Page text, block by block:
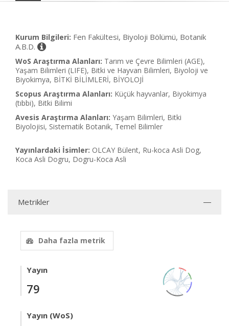
Kurum Bilgileri: Fen Fakültesi, Biyoloji Bölümü, Botanik
A.B.D.
WoS Araştırma Alanları: Tarım ve Çevre Bilimleri (AGE),
Yaşam Bilimleri (LIFE), Bitki ve Hayvan Bilimleri, Biyoloji ve
Biyokimya, BİTKİ BİLİMLERİ, BİYOLOJİ
Scopus Araştırma Alanları: Küçük hayvanlar, Biyokimya
(tıbbi), Bitki Bilimi
Avesis Araştırma Alanları: Yaşam Bilimleri, Bitki
Biyolojisi, Sistematik Botanik, Temel Bilimler
Yayınlardaki İsimler: OLCAY Bülent, Ru-koca Asli Dog,
Koca Asli Dogru, Dogru-Koca Asli
Metrikler
Daha fazla metrik
Yayın
79
Yayın (WoS)